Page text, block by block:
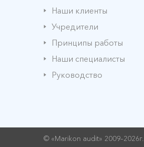
Наши клиенты
Учредители
Принципы работы
Наши специалисты
Руководство
© «Marikon audit» 2009–2026г.